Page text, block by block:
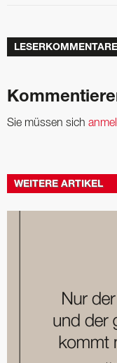
LESERKOMMENTARE
Sie müssen sich
WEITERE ARTIKEL